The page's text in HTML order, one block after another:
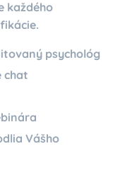
každého
psychológ
chat
Vášho